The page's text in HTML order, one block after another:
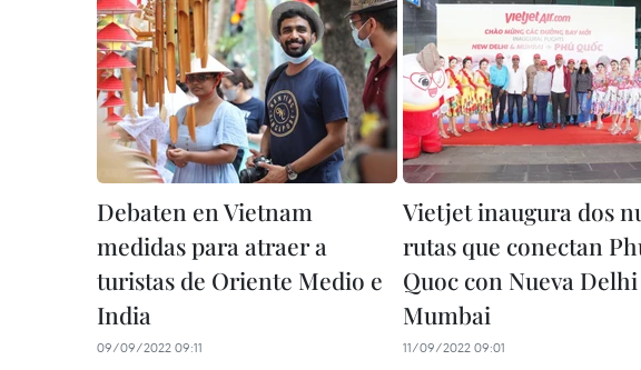
Debaten en Vietnam
medidas para atraer a
turistas de Oriente Medio e
India
09/09/2022 09:11
Vietjet inaugura dos
rutas que conectan
Quoc con Nueva Delhi
Mumbai
11/09/2022 09:01